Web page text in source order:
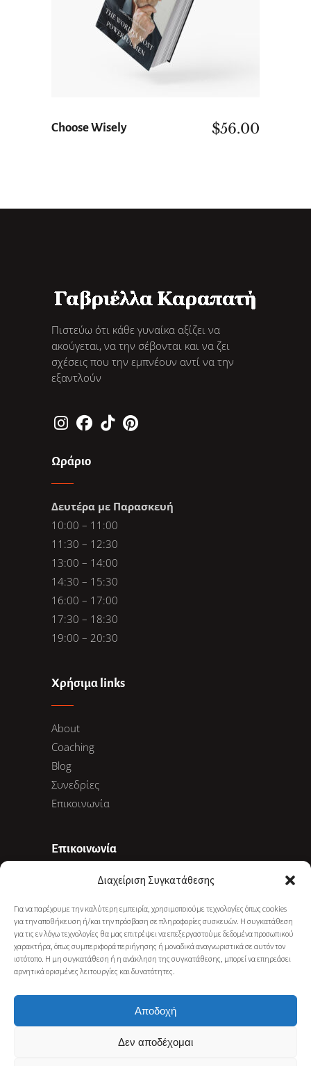
Διαχείριση Συγκατάθεσης
Για να παρέχουμε την καλύτερη εμπειρία, χρησιμοποιούμε τεχνολογίες όπως cookies
για την αποθήκευση ή/και την πρόσβαση σε πληροφορίες συσκευών. Η συγκατάθεση
για τις εν λόγω τεχνολογίες θα μας επιτρέψει να επεξεργαστούμε δεδομένα προσωπικού
χαρακτήρα, όπως συμπεριφορά περιήγησης ή μοναδικά αναγνωριστικά σε αυτόν τον
ιστότοπο. Η μη συγκατάθεση ή η ανάκληση της συγκατάθεσης, μπορεί να επηρεάσει
αρνητικά ορισμένες λειτουργίες και δυνατότητες.
Αποδοχή
Δεν αποδέχομαι
Choose Wisely $56.00
Πιστεύω ότι κάθε γυναίκα αξίζει να
ακούγεται, να την σέβονται και να ζει
σχέσεις που την εμπνέουν αντί να την
εξαντλούν
Ωράριο
Δευτέρα με Παρασκευή
10:00 – 11:00
11:30 – 12:30
13:00 – 14:00
14:30 – 15:30
16:00 – 17:00
17:30 – 18:30
19:00 – 20:30
Χρήσιμα links
About
Coaching
Blog
Συνεδρίες
Επικοινωνία
Επικοινωνία
+30 6977 281 886
info@gkarapati.gr